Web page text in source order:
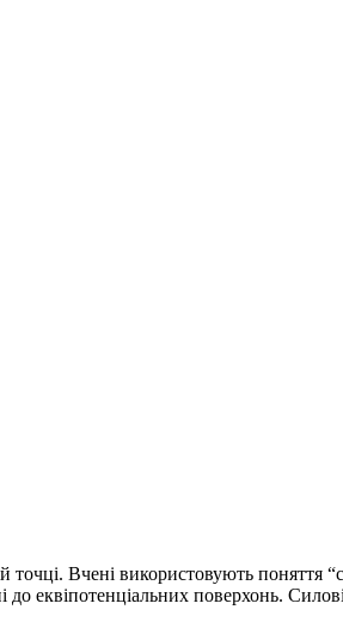
точці. Вчені використовують поняття
еквіпотенціальних поверхонь.